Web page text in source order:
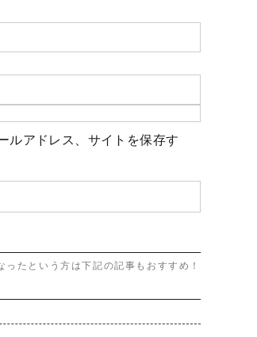
ルアドレス、サイトを保存す
ったという方は下記の記事もおすすめ！